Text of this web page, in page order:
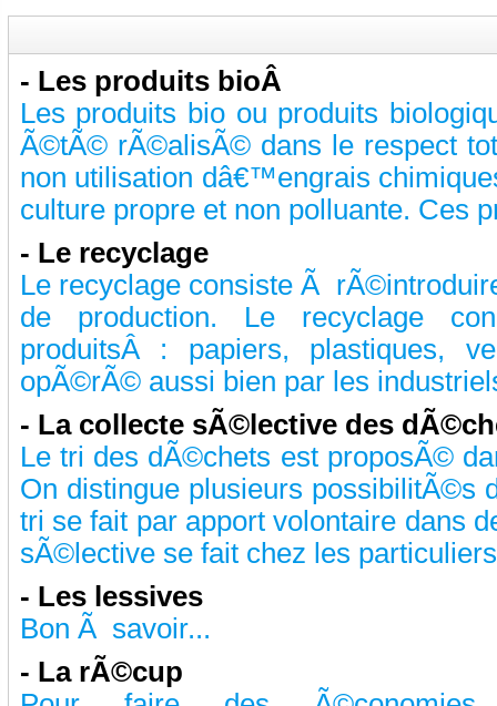
- Les produits bioÂ
Les produits bio ou produits
Ã©tÃ© rÃ©alisÃ© dans le respect
non utilisation dâ€™engrais
culture propre et non polluante. Ces
- Le recyclage
Le recyclage consiste Ã
de production. Le recyclage
produitsÂ : papiers, plastiques,
opÃ©rÃ© aussi bien par les
- La collecte sÃ©lective des
Le tri des dÃ©chets est proposÃ©
On distingue plusieurs possibilitÃ©s
tri se fait par apport volontaire dans
sÃ©lective se fait chez les
- Les lessives
Bon Ã savoir...
- La rÃ©cup